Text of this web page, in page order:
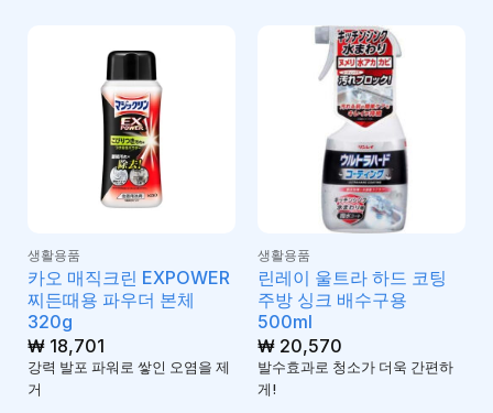
생활용품
카오 매직크린 EXPOWER
찌든때용 파우더 본체
320g
₩18,701
강력 발포 파워로 쌓인 오염을 제
거
생활용품
린레이 울트라 하드 코팅
주방 싱크 배수구용
500ml
₩20,570
발수효과로 청소가 더욱 간편하
게!